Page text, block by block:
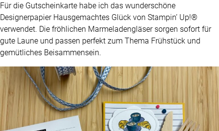
Für die Gutscheinkarte habe ich das wunderschöne
Designerpapier Hausgemachtes Glück von Stampin’ Up!®
verwendet. Die fröhlichen Marmeladengläser sorgen sofort für
gute Laune und passen perfekt zum Thema Frühstück und
gemütliches Beisammensein.